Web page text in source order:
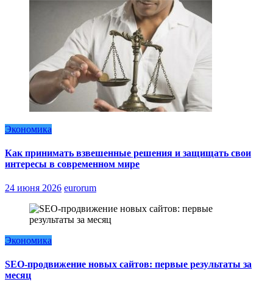
Экономика
Как принимать взвешенные решения и защищать свои
интересы в современном мире
24 июня 2026 eurorum
Экономика
SEO-продвижение новых сайтов: первые результаты за
месяц